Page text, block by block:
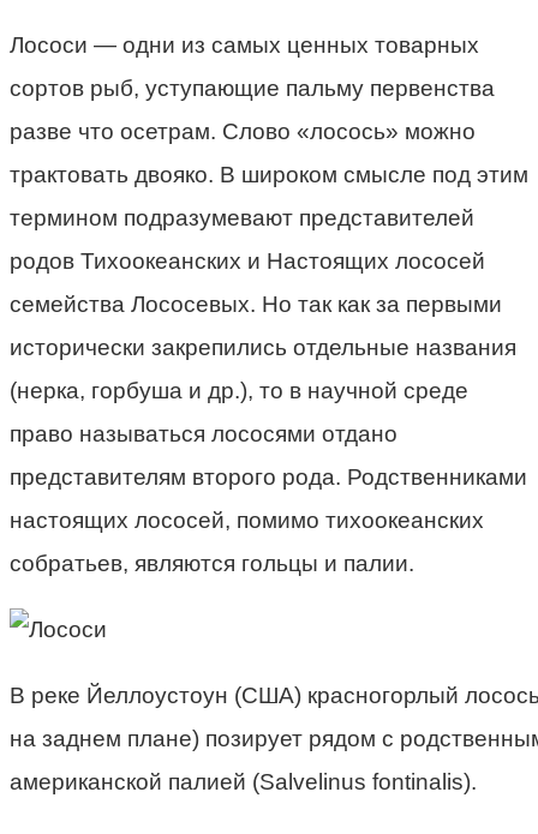
Лососи — одни из самых ценных товарных
сортов рыб, уступающие пальму первенства
разве что осетрам. Слово «лосось» можно
трактовать двояко. В широком смысле под этим
термином подразумевают представителей
родов Тихоокеанских и Настоящих лососей
семейства Лососевых. Но так как за первыми
исторически закрепились отдельные названия
(нерка, горбуша и др.), то в научной среде
право называться лососями отдано
представителям второго рода. Родственниками
настоящих лососей, помимо тихоокеанских
собратьев, являются гольцы и палии.
В реке Йеллоустоун (США) красногорлый
на заднем плане) позирует рядом с
американской палией (Salvelinus fontinalis).